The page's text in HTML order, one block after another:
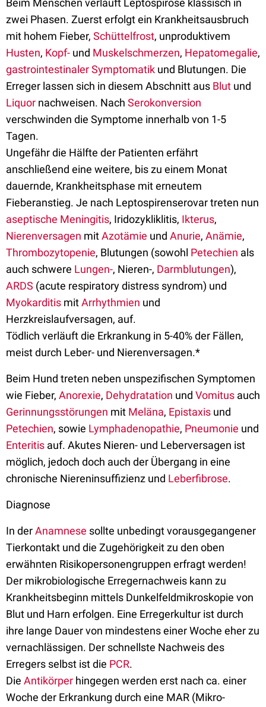
Beim Menschen verläuft Leptospirose klassisch in
zwei Phasen. Zuerst erfolgt ein Krankheitsausbruch
mit hohem Fieber, Schüttelfrost, unproduktivem
Husten, Kopf- und Muskelschmerzen, Hepatomegalie,
gastrointestinaler Symptomatik und Blutungen. Die
Erreger lassen sich in diesem Abschnitt aus Blut und
Liquor nachweisen. Nach Serokonversion
verschwinden die Symptome innerhalb von 1-5
Tagen.
Ungefähr die Hälfte der Patienten erfährt
anschließend eine weitere, bis zu einem Monat
dauernde, Krankheitsphase mit erneutem
Fieberanstieg. Je nach Leptospirenserovar treten nun
aseptische Meningitis, Iridozykliklitis, Ikterus,
Nierenversagen mitAzotämie und Anurie, Anämie,
Thrombozytopenie, Blutungen (sowohl Petechien als
auch schwere Lungen-, Nieren-, Darmblutungen),
ARDS (acute respiratory distress syndrom) und
Myokarditis mitArrhythmien und
Herzkreislaufversagen, auf.
Tödlich verläuft die Erkrankung in 5-40% der Fällen,
meist durch Leber- und Nierenversagen.*
Beim Hund treten neben unspezifischen Symptomen
wie Fieber, Anorexie, Dehydratation und Vomitus auch
Gerinnungsstörungen mit Meläna, Epistaxis und
Petechien, sowie Lymphadenopathie, Pneumonie und
Enteritis auf. Akutes Nieren- und Leberversagen ist
möglich, jedoch doch auch der Übergang in eine
chronische Niereninsuffizienz und Leberfibrose.
Diagnose
In derAnamnese sollte unbedingt vorausgegangener
Tierkontakt und die Zugehörigkeit zu den oben
erwähnten Risikopersonengruppen erfragt werden!
Der mikrobiologische Erregernachweis kann zu
Krankheitsbeginn mittels Dunkelfeldmikroskopie von
Blut und Harn erfolgen. Eine Erregerkultur ist durch
ihre lange Dauer von mindestens einer Woche eher zu
vernachlässigen. Der schnellste Nachweis des
Erregers selbst ist die PCR.
Die Antikörper hingegen werden erst nach ca. einer
Woche der Erkrankung durch eine MAR (Mikro-